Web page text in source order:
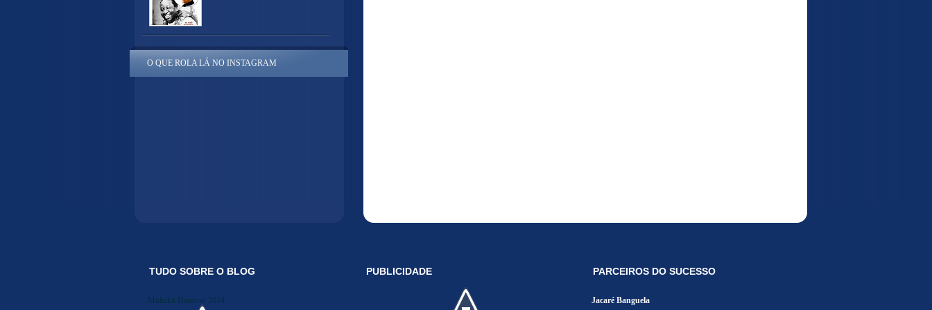
O QUE ROLA LÁ NO INSTAGRAM
TUDO SOBRE O BLOG
Midiakit Danosse 2014
PUBLICIDADE PARCEIROS DO SUCESSO
Jacaré Banguela